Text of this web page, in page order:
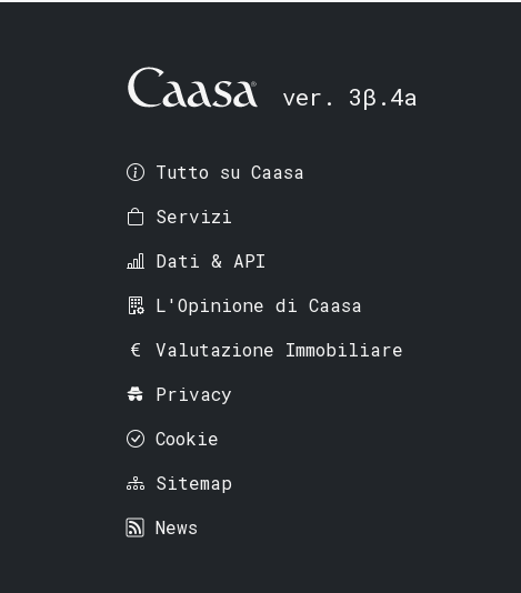
ver. 3β.4a
Tutto su Caasa
Servizi
Dati & API
L'Opinione di Caasa
Valutazione Immobiliare
Privacy
Cookie
Sitemap
News